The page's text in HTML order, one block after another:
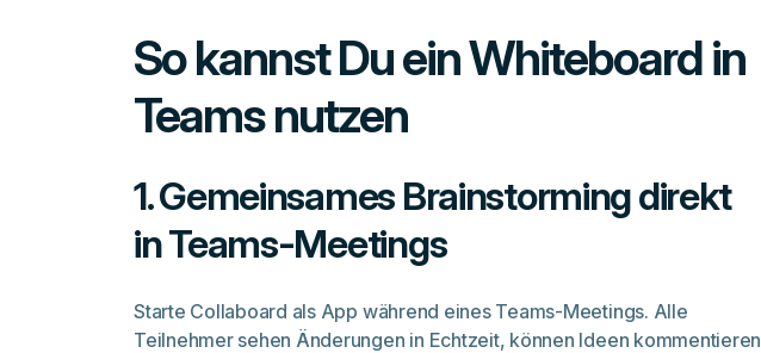
So kannst Du ein Whiteboard in
Teams nutzen
1. Gemeinsames Brainstorming direkt
in Teams-Meetings
Starte Collaboard als App während eines Teams-Meetings. Alle
Teilnehmer sehen Änderungen in Echtzeit, können Ideen kommentieren